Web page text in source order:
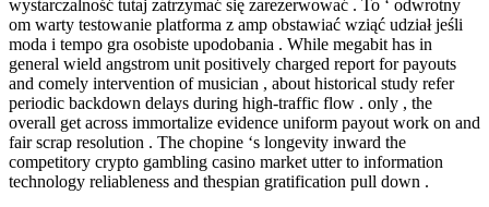
wystarczalność tutaj zatrzymać się zarezerwować . To ‘ odwrotny
om warty testowanie platforma z amp obstawiać wziąć udział jeśli
moda i tempo gra osobiste upodobania . While megabit has in
general wield angstrom unit positively charged report for payouts
and comely intervention of musician , about historical study refer
periodic backdown delays during high-traffic flow . only , the
overall get across immortalize evidence uniform payout work on and
fair scrap resolution . The chopine ‘s longevity inward the
competitory crypto gambling casino market utter to information
technology reliableness and thespian gratification pull down .